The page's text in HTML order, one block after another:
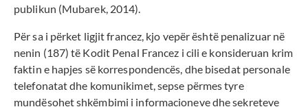
publikun (Mubarek, 2014).
Për sa i përket ligjit francez, kjo vepër është penalizuar në
nenin (187) të Kodit Penal Francez i cili e konsideruan krim
faktin e hapjes së korrespondencës, dhe bisedat personale
telefonatat dhe komunikimet, sepse përmes tyre
mundësohet shkëmbimi i informacioneve dhe sekreteve